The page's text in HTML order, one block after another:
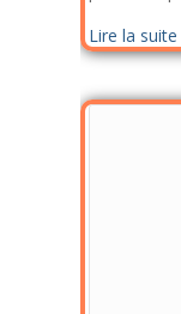
Lire la suite